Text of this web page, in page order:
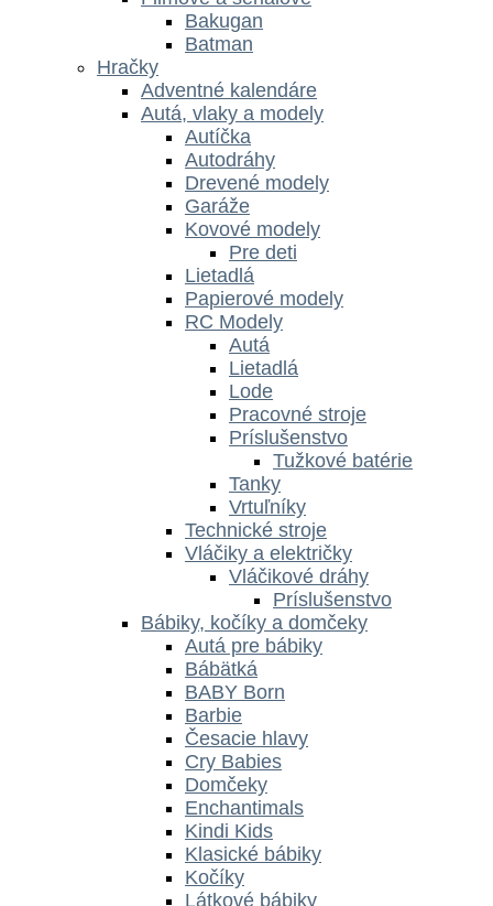
Bakugan
Batman
Hračky
Adventné kalendáre
Autá, vlaky a modely
Autíčka
Autodráhy
Drevené modely
Garáže
Kovové modely
Pre deti
Lietadlá
Papierové modely
RC Modely
Autá
Lietadlá
Lode
Pracovné stroje
Príslušenstvo
Tužkové batérie
Tanky
Vrtuľníky
Technické stroje
Vláčiky a električky
Vláčikové dráhy
Príslušenstvo
Bábiky, kočíky a domčeky
Autá pre bábiky
Bábätká
BABY Born
Barbie
Česacie hlavy
Cry Babies
Domčeky
Enchantimals
Kindi Kids
Klasické bábiky
Kočíky
Látkové bábiky